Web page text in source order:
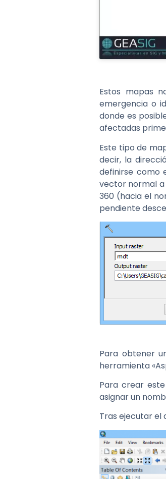
Estos mapas
emergencia o
donde es
afectadas
Este tipo de
decir, la
definirse como
vector normal a
360 (hacia el
pendiente
Para obtener
herramienta
Para crear
asignar un
Tras ejecutar el